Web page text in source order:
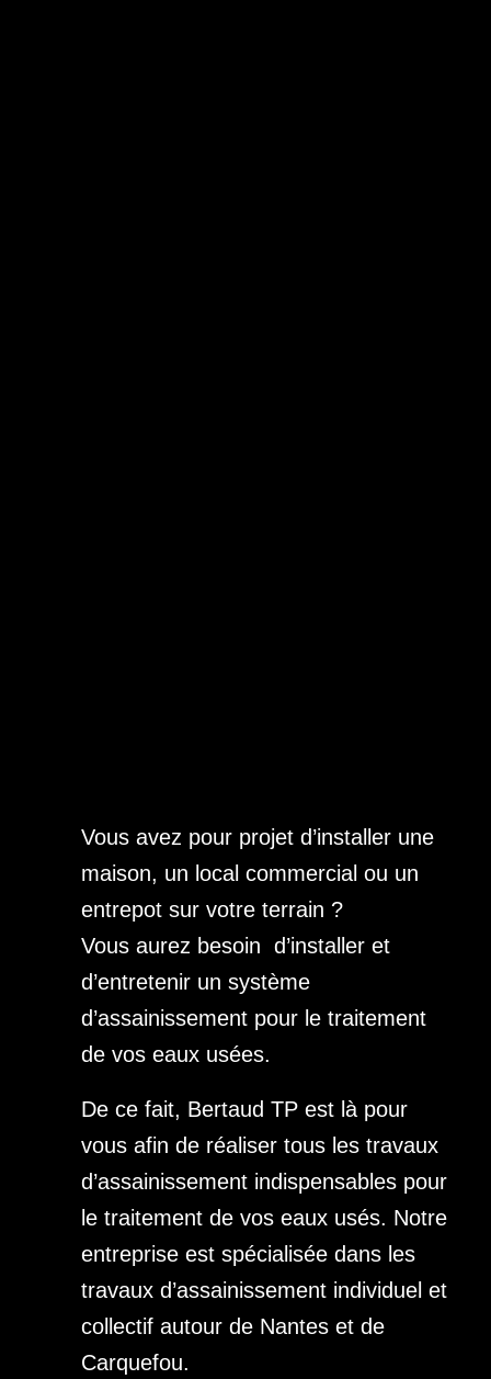
Vous avez pour projet d’installer une
maison, un local commercial ou un
entrepot sur votre terrain ?
Vous aurez besoin d’installer et
d’entretenir un système
d’assainissement pour le traitement
de vos eaux usées.
De ce fait, Bertaud TP est là pour
vous afin de réaliser tous les travaux
d’assainissement indispensables pour
le traitement de vos eaux usés. Notre
entreprise est spécialisée dans les
travaux d’assainissement individuel et
collectif autour de Nantes et de
Carquefou.